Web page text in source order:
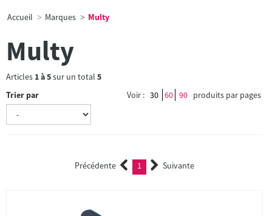
Accueil Marques Multy
Multy
Articles 1à5sur un total 5
Trier par
Voir : 30 60 90 produits par pages
Précédente 1 (current)Suivante